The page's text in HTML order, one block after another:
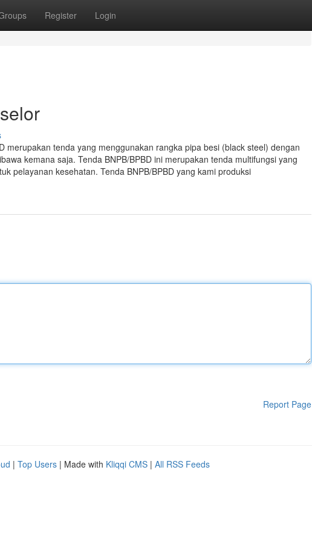
Register Login
merupakan tenda yang menggunakan rangka pipa besi (black steel) dengan
kemana saja. Tenda BNPB/BPBD ini merupakan tenda multifungsi yang
pelayanan kesehatan. Tenda BNPB/BPBD yang kami produksi
Report Page
| Top Users | Made with Kliqqi CMS | All RSS Feeds